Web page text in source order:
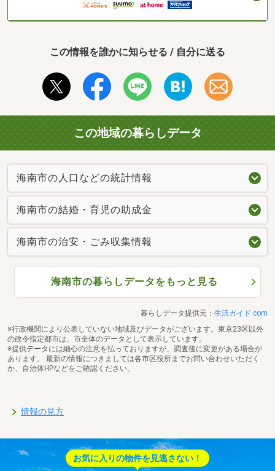
この情報を誰かに知らせる / 自分に送る
この地域の暮らしデータ
海南市の人口などの統計情報
海南市の結婚・育児の助成金
海南市の治安・ごみ収集情報
海南市の暮らしデータをもっと見る
暮らしデータ提供元： 生活ガイド.com
※行政機関により公表していない地域及びデータがございます。東京23区以外
の政令指定都市は、市全体のデータとして表示しています。
※提供データには細心の注意を払っておりますが、調査後に変更がある場合が
あります。 最新の情報につきましては各市区役所までお問い合わせいただく
か、自治体HPなどをご確認ください。
情報の見方
お気に入りの物件を見逃さない！